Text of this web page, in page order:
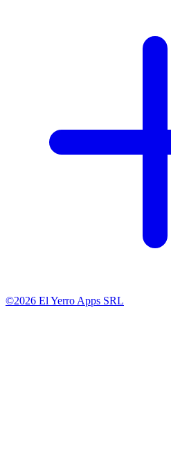
©2026 El Yerro Apps SRL